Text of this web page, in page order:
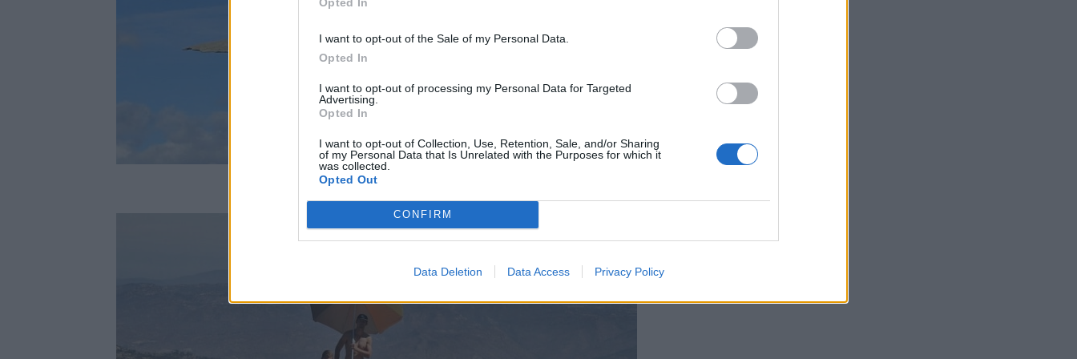
I want to opt-out of the Sale of my Personal Data.
Opted In
I want to opt-out of processing my Personal Data for Targeted
Advertising.
Opted In
I want to opt-out of Collection, Use, Retention, Sale, and/or Sharing
of my Personal Data that Is Unrelated with the Purposes for which it
was collected.
Opted Out
CONFIRM
Data Deletion Data Access Privacy Policy